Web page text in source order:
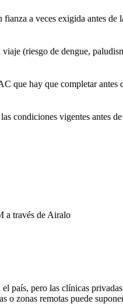
a veces exigida antes de
(riesgo de dengue,
que hay que completar
condiciones vigentes antes
a través de Airalo
país, pero las clínicas
zonas remotas puede